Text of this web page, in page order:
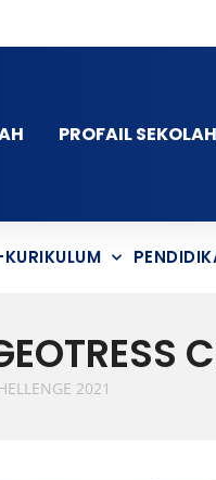
PROFAIL SEKOLAH
2021